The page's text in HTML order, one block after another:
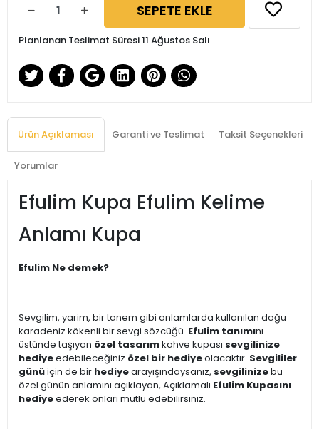
SEPETE EKLE
Planlanan Teslimat Süresi 11 Ağustos Salı
Ürün Açıklaması Garanti ve Teslimat Taksit Seçenekleri
Yorumlar
Efulim Kupa Efulim Kelime
Anlamı Kupa
Efulim Ne demek?
Sevgilim, yarim, bir tanem gibi anlamlarda kullanılan doğu
karadeniz kökenli bir sevgi sözcüğü. Efulim tanımını
üstünde taşıyan özel tasarımkahve kupası sevgilinize
hediyeedebileceğiniz özel bir hediyeolacaktır. Sevgililer
günüiçin de bir hediyearayışındaysanız, sevgilinizebu
özel günün anlamını açıklayan, Açıklamalı Efulim Kupasını
hediyeederek onları mutlu edebilirsiniz.